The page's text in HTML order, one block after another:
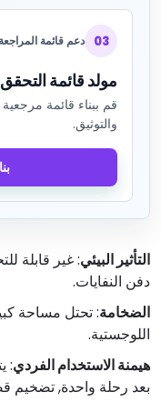
03 دعم قائمة المراجعة
مولد قائمة
قم ببناء قائمة
والتوثيق.
التأثير البيئي: غير قابلة
دفن النفايات.
الضخامة: تحتل مساحة
اللوجستية.
هيمنة الاستخدام الفردي
بعد رحلة واحدة, تضخيم